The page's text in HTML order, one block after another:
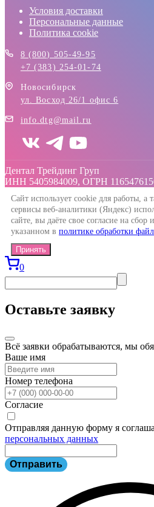
Условия доставки
Персональные данные
Политика cookie
8 (800) 505-49-95
+7 (383) 254-01-74
Новосибирск
ул. Восход 26/1 офис 6
info.dtg@mail.ru
Дентал Трейдинг Груп
ИНН 5405984009, ОГРН
Сайт использует cookie для работы, а
сервисы веб-аналитики (Яндекс)
сайте, вы даёте свое согласие на
указанном в политике обработки
Принять
0
Оставьте заявку
Всё заявки обрабатываются, мы
Ваше имя
Номер телефона
Согласие
Отправляя данную форму я
персональных данных
Отправить